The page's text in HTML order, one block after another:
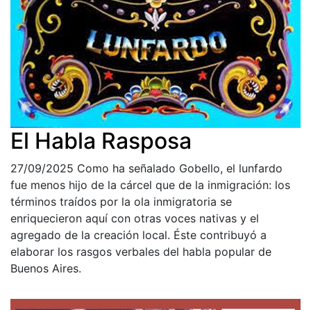
El Habla Rasposa
27/09/2025 Como ha señalado Gobello, el lunfardo
fue menos hijo de la cárcel que de la inmigración: los
términos traídos por la ola inmigratoria se
enriquecieron aquí con otras voces nativas y el
agregado de la creación local. Éste contribuyó a
elaborar los rasgos verbales del habla popular de
Buenos Aires.